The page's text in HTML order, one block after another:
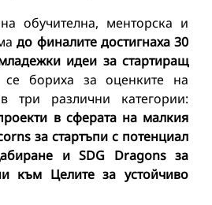
обучителна, менторска и
до финалите достигнаха 30
идеи за стартиращ
се бориха за оценките на
три различни категории:
в сферата на малкия
за стартъпи с потенциал
и SDG Dragons за
към Целите за устойчиво